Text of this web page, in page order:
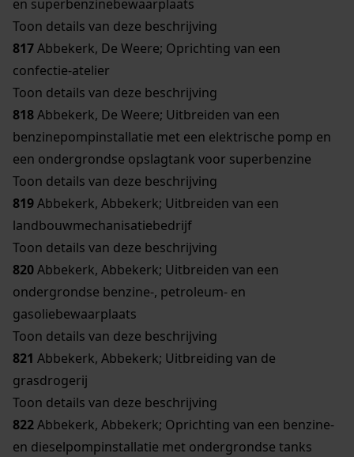
en superbenzinebewaarplaats
Toon details van deze beschrijving
817Abbekerk, De Weere; Oprichting van een
confectie-atelier
Toon details van deze beschrijving
818Abbekerk, De Weere; Uitbreiden van een
benzinepompinstallatie met een elektrische pomp en
een ondergrondse opslagtank voor superbenzine
Toon details van deze beschrijving
819Abbekerk, Abbekerk; Uitbreiden van een
landbouwmechanisatiebedrijf
Toon details van deze beschrijving
820Abbekerk, Abbekerk; Uitbreiden van een
ondergrondse benzine-, petroleum- en
gasoliebewaarplaats
Toon details van deze beschrijving
821 Abbekerk, Abbekerk; Uitbreiding van de
grasdrogerij
Toon details van deze beschrijving
822Abbekerk, Abbekerk; Oprichting van een benzine-
en dieselpompinstallatie met ondergrondse tanks